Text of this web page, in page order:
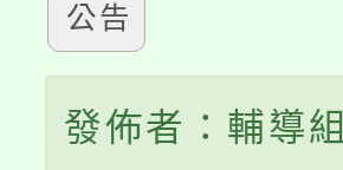
公告
發佈者：輔導